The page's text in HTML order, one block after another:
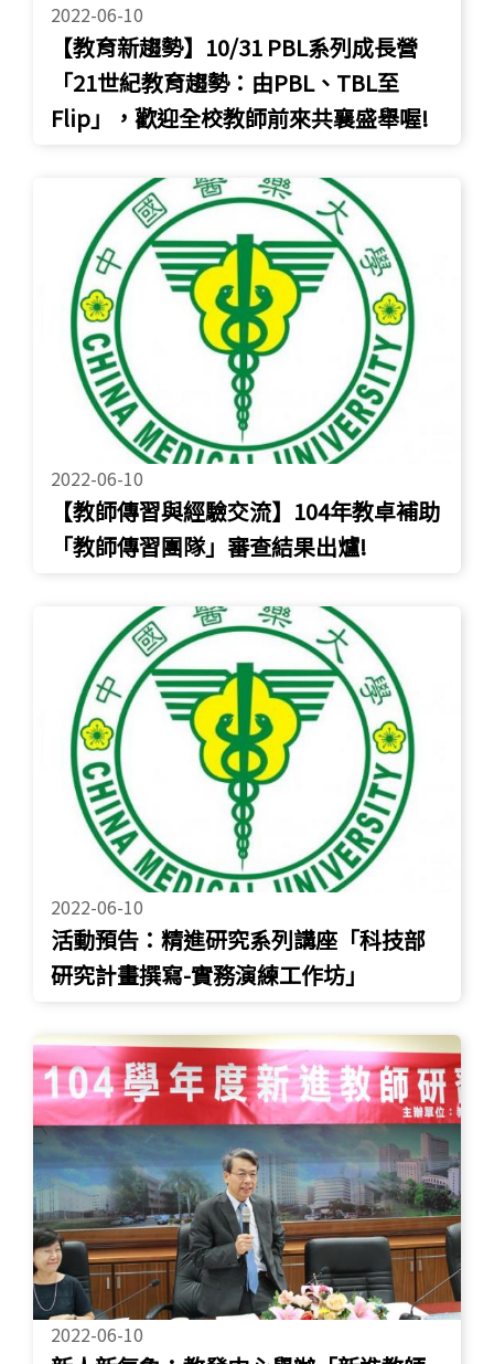
2022-06-10
【教育新趨勢】10/31 PBL系列成長營
「21世紀教育趨勢：由PBL、TBL至
Flip」，歡迎全校教師前來共襄盛舉喔!
2022-06-10
【教師傳習與經驗交流】104年教卓補助
「教師傳習團隊」審查結果出爐!
2022-06-10
活動預告：精進研究系列講座「科技部
研究計畫撰寫-實務演練工作坊」
2022-06-10